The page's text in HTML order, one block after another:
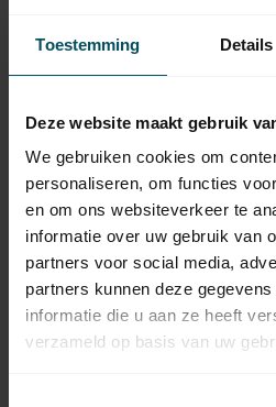
Toestemming Details
Deze website maakt gebruik
We gebruiken cookies om
personaliseren, om functies
en om ons websiteverkeer te
informatie over uw gebruik van
partners voor social media,
partners kunnen deze
informatie die u aan ze heeft
verzameld op basis van uw
Selve Adaptieset Ø
met doekgleuf
buismotor
SELVE
Selve Adaptieset
doekgleuf voor
buismotor
Op voorraad
SELVE
Selve Adaptieset Ø
met doekgleuf
buismotor